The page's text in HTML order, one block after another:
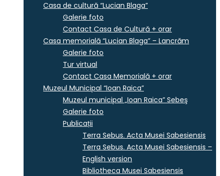
Casa de cultură “Lucian Blaga”
Galerie foto
Contact Casa de Cultură + orar
Casa memorială “Lucian Blaga” – Lancrăm
Galerie foto
Tur virtual
Contact Casa Memorială + orar
Muzeul Municipal “Ioan Raica”
Muzeul municipal „Ioan Raica” Sebeş
Galerie foto
Publicații
Terra Sebus. Acta Musei Sabesiensis
Terra Sebus. Acta Musei Sabesiensis –
English version
Bibliotheca Musei Sabesiensis